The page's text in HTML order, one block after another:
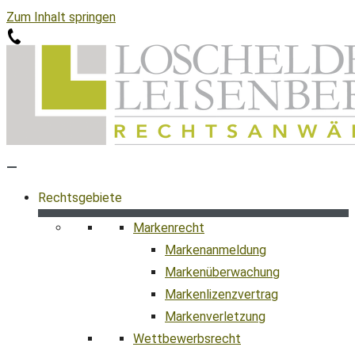
Zum Inhalt springen
Rechtsgebiete
Markenrecht
Markenanmeldung
Markenüberwachung
Markenlizenzvertrag
Markenverletzung
Wettbewerbsrecht